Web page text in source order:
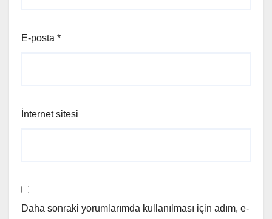
E-posta *
İnternet sitesi
Daha sonraki yorumlarımda kullanılması için adım, e-